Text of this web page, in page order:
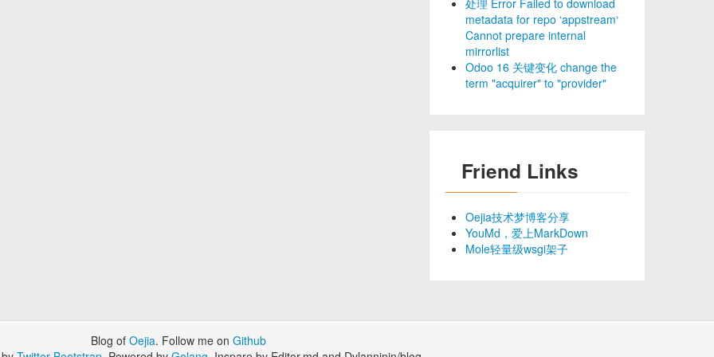
处理 Error Failed to download
metadata for repo ‘appstream‘
Cannot prepare internal
mirrorlist
Odoo 16 关键变化 change the
term "acquirer" to "provider"
Friend Links
Oejia技术梦博客分享
YouMd，爱上MarkDown
Mole轻量级wsgi架子
Blog of Oejia. Follow me on Github